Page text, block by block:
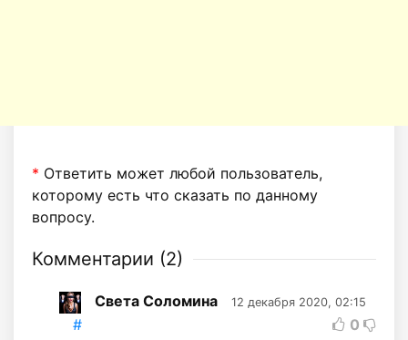
* Ответить может любой пользователь,
которому есть что сказать по данному
вопросу.
Комментарии (2)
Света Соломина 12 декабря 2020, 02:15
#
0